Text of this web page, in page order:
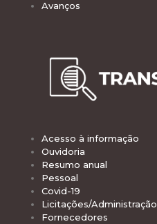
Avanços
Acesso à informação
Ouvidoria
Resumo anual
Pessoal
Covid-19
Licitações/Administração
Fornecedores